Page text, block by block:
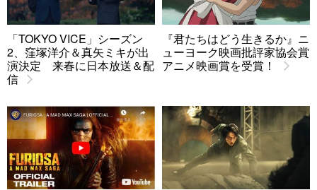
「TOKYO VICE」シーズン
2、窪塚洋介＆真矢ミキが出
演決定 来春に日本放送＆配
信
『君たちはどう生きるか』ニ
ューヨーク映画批評家協会賞
アニメ映画賞を受賞！